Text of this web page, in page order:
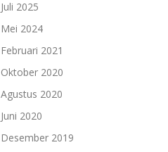
Juli 2025
Mei 2024
Februari 2021
Oktober 2020
Agustus 2020
Juni 2020
Desember 2019